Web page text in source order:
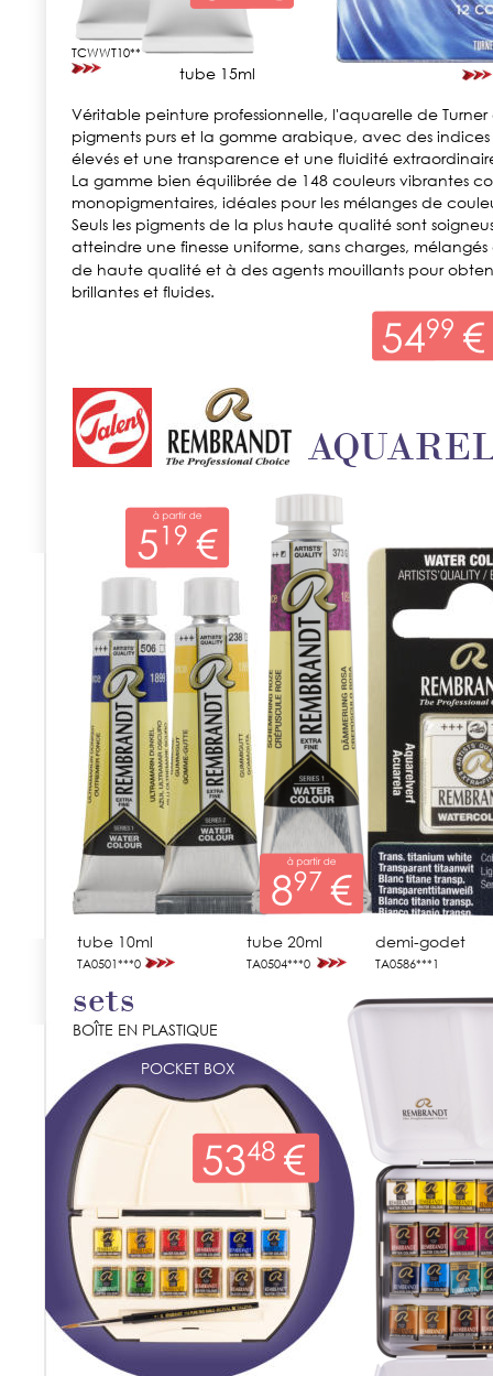
tube 10ml
TA0501***0
tube 20ml
TA0504***0
demi-godet
TA0586***1
sets
BOÎTE EN PLASTIQUE
POCKET BOX
tube 15ml
TCWWT10**
Véritable peinture professionnelle, l'aquarelle de
pigments purs et la gomme arabique, avec des
élevés et une transparence et une fluidité
La gamme bien équilibrée de 148 couleurs vibrantes
monopigmentaires, idéales pour les mélanges de
Seuls les pigments de la plus haute qualité sont
atteindre une finesse uniforme, sans charges,
de haute qualité et à des agents mouillants pour
brillantes et fluides.